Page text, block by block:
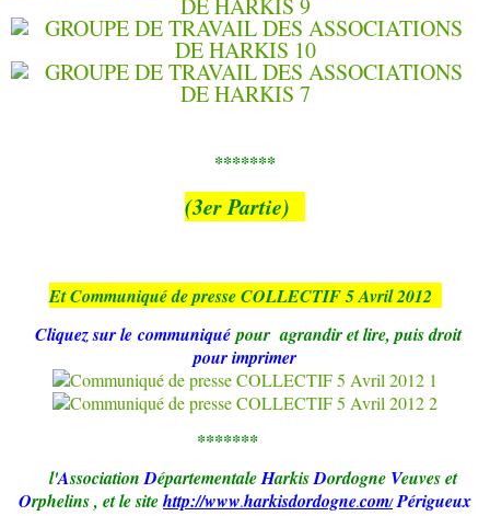
*******
(3er Partie)
Et Communiqué de presse COLLECTIF 5 Avril 2012
Cliquez sur le communiquépour agrandir et lire, puis droit
pour imprimer
*******
l'Association DépartementaleHarkisDordogne Veuves et
Orphelins, et le sitehttp://www.harkisdordogne.com/ Périgueux